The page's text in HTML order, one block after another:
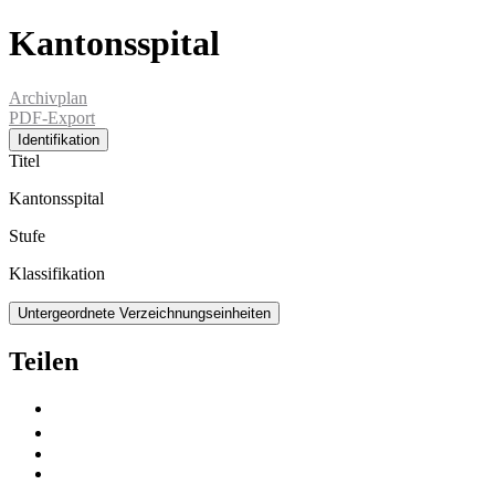
Kantonsspital
Archivplan
PDF-Export
Identifikation
Titel
Kantonsspital
Stufe
Klassifikation
Untergeordnete Verzeichnungseinheiten
Teilen